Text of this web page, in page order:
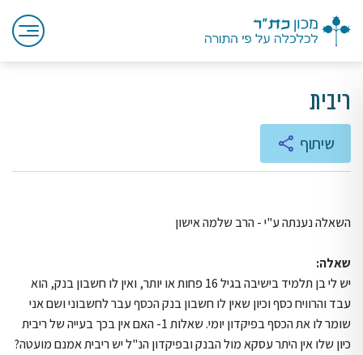
ריבית
שיתוף
השאלה נענתה ע"י - הרב שלמה אישון
שאלה:
יש לי בן תלמיד בישיבה בגיל 16 פחות או יותר, ואין לו חשבון בנק, הוא
עבד והרוויח כסף וכיון שאין לו חשבון בנק הכסף עבר לחשבוני ושם אני
שומר לו את הכסף בפיקדון יומי. שאלות 1- האם אין בכך בעייה של ריבית
כיון שלו אין היתר עסקא מול הבנק ובפיקדון הנ"ל יש ריבית אמנם מועטה?